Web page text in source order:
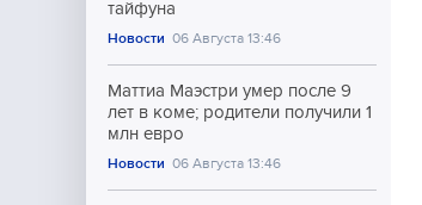
тайфуна
Новости 06 Августа 13:46
Маттиа Маэстри умер после 9
лет в коме; родители получили 1
млн евро
Новости 06 Августа 13:46